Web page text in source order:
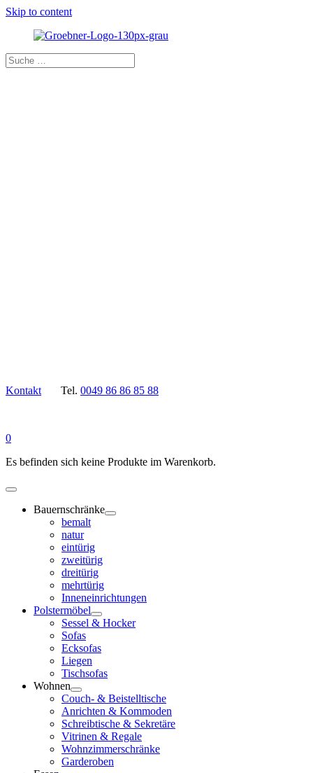
Skip to content
Kontakt Tel. 0049 86 86 85 88
0
Es befinden sich keine Produkte im Warenkorb.
Bauernschränke
bemalt
natur
eintürig
zweitürig
dreitürig
mehrtürig
Inneneinrichtungen
Polstermöbel
Sessel & Hocker
Sofas
Ecksofas
Liegen
Tischsofas
Wohnen
Couch- & Beistelltische
Anrichten & Kommoden
Schreibtische & Sekretäre
Vitrinen & Regale
Wohnzimmerschränke
Garderoben